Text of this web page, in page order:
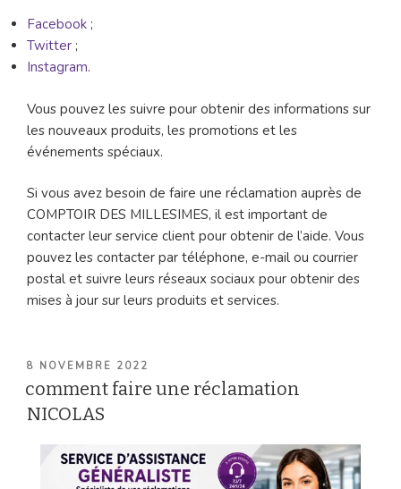
Facebook ;
Twitter ;
Instagram.
Vous pouvez les suivre pour obtenir des informations sur
les nouveaux produits, les promotions et les
événements spéciaux.
Si vous avez besoin de faire une réclamation auprès de
COMPTOIR DES MILLESIMES, il est important de
contacter leur service client pour obtenir de l’aide. Vous
pouvez les contacter par téléphone, e-mail ou courrier
postal et suivre leurs réseaux sociaux pour obtenir des
mises à jour sur leurs produits et services.
PUBLIÉ
8 NOVEMBRE 2022
comment faire une réclamation
NICOLAS